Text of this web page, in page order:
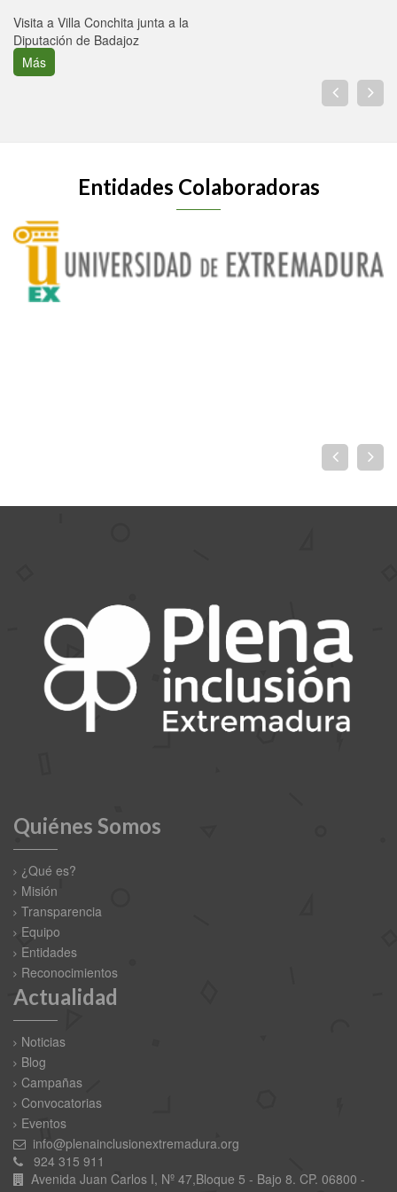
Visita a Villa Conchita junta a la
Diputación de Badajoz
Más
Entidades Colaboradoras
Quiénes Somos
¿Qué es?
Misión
Transparencia
Equipo
Entidades
Reconocimientos
Actualidad
Noticias
Blog
Campañas
Convocatorias
Eventos
info@plenainclusionextremadura.org
924 315 911
Avenida Juan Carlos I, Nº 47,Bloque 5 - Bajo 8. CP. 06800 -